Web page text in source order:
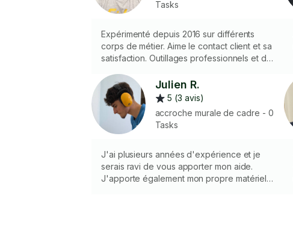
Tasks
Expérimenté depuis 2016 sur différents
corps de métier. Aime le contact client et sa
satisfaction. Outillages professionnels et de
Julien R.
5 (3 avis)
accroche murale de cadre - 0
Tasks
J'ai plusieurs années d'expérience et je
serais ravi de vous apporter mon aide.
J'apporte également mon propre matériel